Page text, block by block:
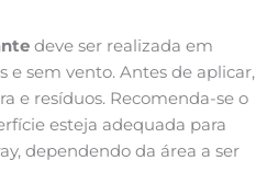
deve ser realizada em
e sem vento. Antes de aplicar,
e resíduos. Recomenda-se o
esteja adequada para
dependendo da área a ser